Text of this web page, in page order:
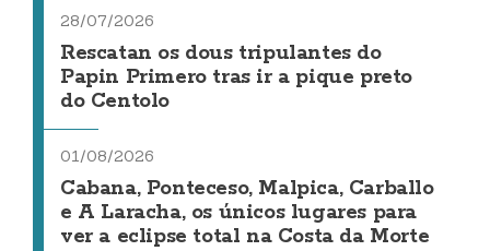
28/07/2026
Rescatan os dous tripulantes do
Papin Primero tras ir a pique preto
do Centolo
01/08/2026
Cabana, Ponteceso, Malpica, Carballo
e A Laracha, os únicos lugares para
ver a eclipse total na Costa da Morte